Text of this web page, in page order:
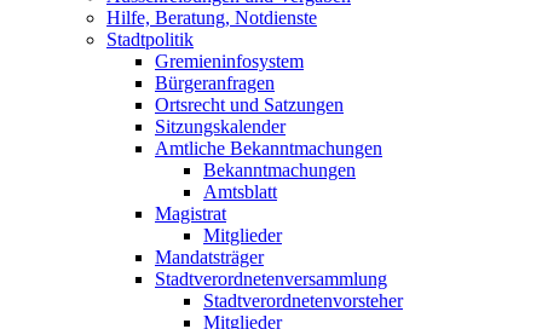
Hilfe, Beratung, Notdienste
Stadtpolitik
Gremieninfosystem
Bürgeranfragen
Ortsrecht und Satzungen
Sitzungskalender
Amtliche Bekanntmachungen
Bekanntmachungen
Amtsblatt
Magistrat
Mitglieder
Mandatsträger
Stadtverordnetenversammlung
Stadtverordnetenvorsteher
Mitglieder